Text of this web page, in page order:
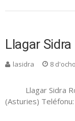
Llagar Sidra
lasidra 8
Llagar Sidra
(Asturies)